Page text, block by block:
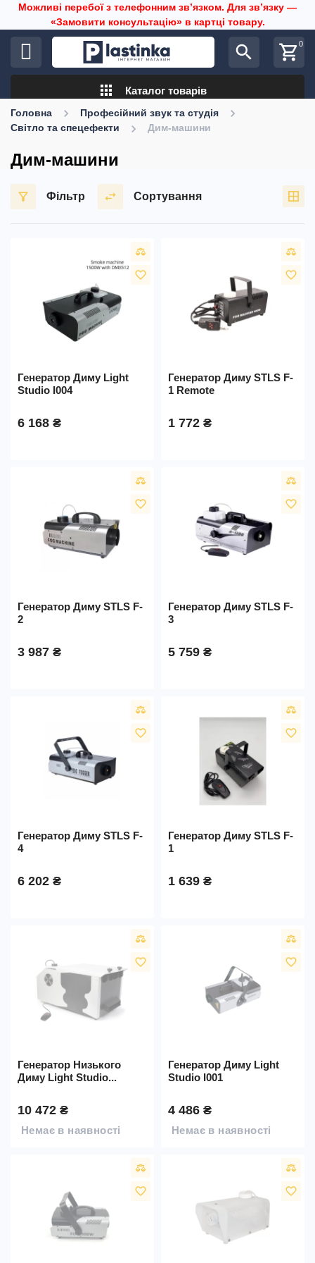
Можливі перебої з телефонним звʼязком. Для звʼязку —
«Замовити консультацію» в картці товару.
search shopping_cart0
apps Каталог товарів
Головна
Професійний звук та студія
Світло та спецефекти
Дим-машини
Дим-машини
Фільтр Сортування
favorite_border
Генератор Диму Light
Studio I004
6 168 ₴
favorite_border
Генератор Диму STLS F-
1 Remote
1 772 ₴
favorite_border
Генератор Диму STLS F-
2
3 987 ₴
favorite_border
Генератор Диму STLS F-
3
5 759 ₴
favorite_border
Генератор Диму STLS F-
4
6 202 ₴
favorite_border
Генератор Диму STLS F-
1
1 639 ₴
favorite_border
Генератор Низького
Диму Light Studio...
10 472 ₴
Немає в наявності
favorite_border
Генератор Диму Light
Studio I001
4 486 ₴
Немає в наявності
favorite_border favorite_border